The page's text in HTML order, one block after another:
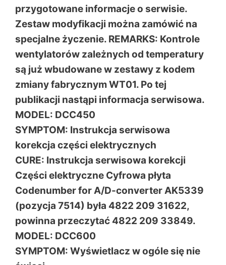
przygotowane informacje o serwisie.
Zestaw modyfikacji można zamówić na
specjalne życzenie. REMARKS: Kontrole
wentylatorów zależnych od temperatury
są już wbudowane w zestawy z kodem
zmiany fabrycznym WT01. Po tej
publikacji nastąpi informacja serwisowa.
MODEL: DCC450
SYMPTOM: Instrukcja serwisowa
korekcja części elektrycznych
CURE: Instrukcja serwisowa korekcji
Części elektryczne Cyfrowa płyta
Codenumber for A/D-converter AK5339
(pozycja 7514) była 4822 209 31622,
powinna przeczytać 4822 209 33849.
MODEL: DCC600
SYMPTOM: Wyświetlacz w ogóle się nie